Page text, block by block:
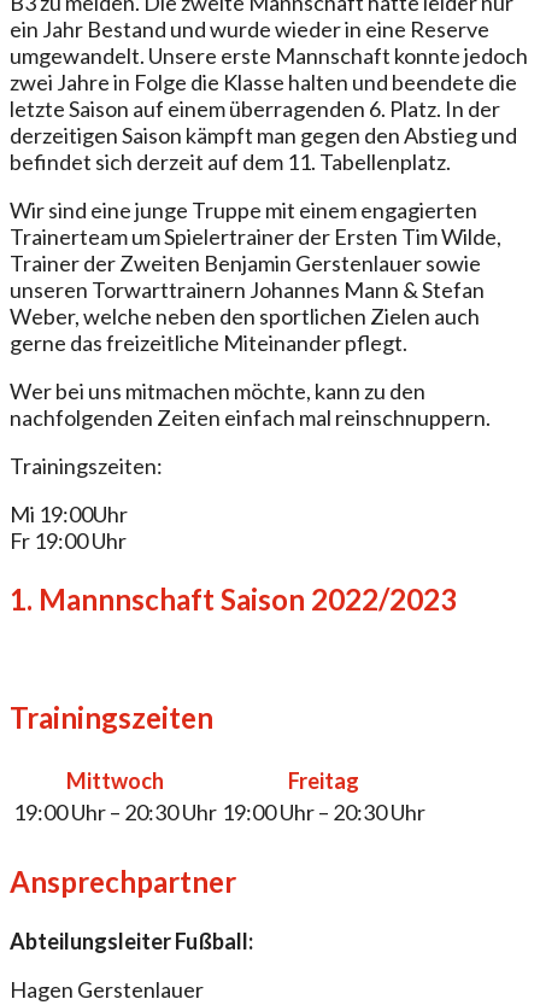
ein Jahr Bestand und wurde wieder in eine Reserve
umgewandelt. Unsere erste Mannschaft konnte jedoch
zwei Jahre in Folge die Klasse halten und beendete die
letzte Saison auf einem überragenden 6. Platz. In der
derzeitigen Saison kämpft man gegen den Abstieg und
befindet sich derzeit auf dem 11. Tabellenplatz.
Wir sind eine junge Truppe mit einem engagierten
Trainerteam um Spielertrainer der Ersten Tim Wilde,
Trainer der Zweiten Benjamin Gerstenlauer sowie
unseren Torwarttrainern Johannes Mann & Stefan
Weber, welche neben den sportlichen Zielen auch
gerne das freizeitliche Miteinander pflegt.
Wer bei uns mitmachen möchte, kann zu den
nachfolgenden Zeiten einfach mal reinschnuppern.
Trainingszeiten:
Mi 19:00Uhr
Fr 19:00 Uhr
1. Mannnschaft Saison 2022/2023
Trainingszeiten
Mittwoch
Freitag
19:00 Uhr – 20:30 Uhr 19:00 Uhr – 20:30 Uhr
Ansprechpartner
Abteilungsleiter Fußball:
Hagen Gerstenlauer